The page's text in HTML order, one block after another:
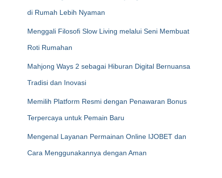
di Rumah Lebih Nyaman
Menggali Filosofi Slow Living melalui Seni Membuat
Roti Rumahan
Mahjong Ways 2 sebagai Hiburan Digital Bernuansa
Tradisi dan Inovasi
Memilih Platform Resmi dengan Penawaran Bonus
Terpercaya untuk Pemain Baru
Mengenal Layanan Permainan Online IJOBET dan
Cara Menggunakannya dengan Aman